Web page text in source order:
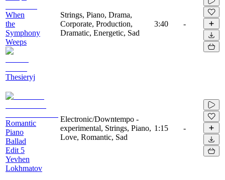
When
the
Symphony
Weeps
Thesieryj
Strings, Piano, Drama,
Corporate, Production,
Dramatic, Energetic, Sad
3:40 -
Romantic
Piano
Ballad
Edit 5
Yevhen
Lokhmatov
Electronic/Downtempo -
experimental, Strings, Piano,
Love, Romantic, Sad
1:15 -